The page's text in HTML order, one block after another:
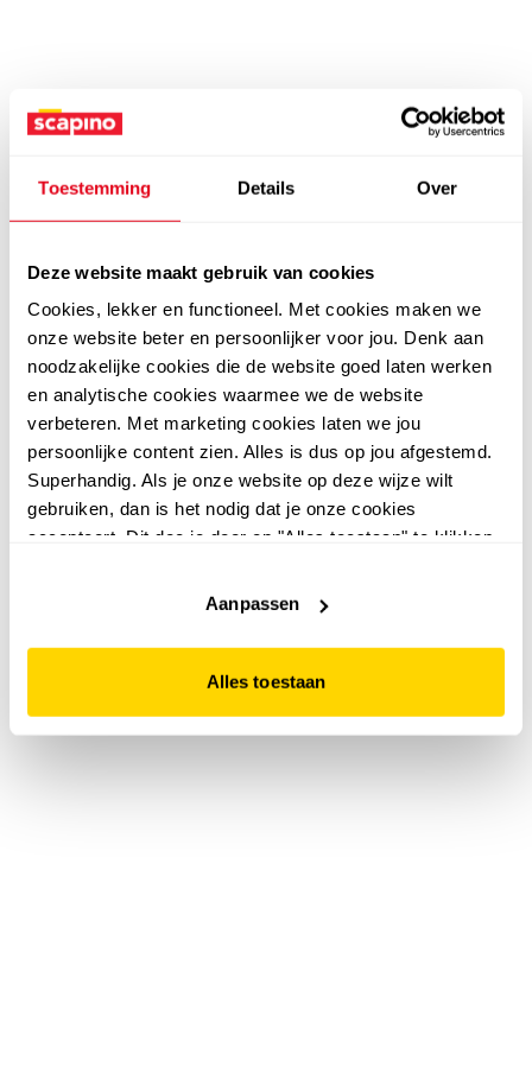
Toestemming Details Over
Deze website maakt gebruik van cookies
Cookies, lekker en functioneel. Met cookies maken we
onze website beter en persoonlijker voor jou. Denk aan
noodzakelijke cookies die de website goed laten werken
en analytische cookies waarmee we de website
verbeteren. Met marketing cookies laten we jou
persoonlijke content zien. Alles is dus op jou afgestemd.
Superhandig. Als je onze website op deze wijze wilt
gebruiken, dan is het nodig dat je onze cookies
accepteert. Dit doe je door op "Alles toestaan" te klikken.
website niet optimaal functioneert.
Aanpassen
Alles toestaan